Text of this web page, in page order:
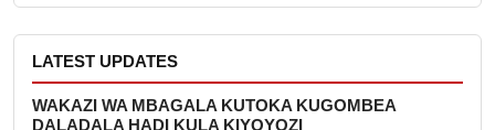
LATEST UPDATES
WAKAZI WA MBAGALA KUTOKA KUGOMBEA
DALADALA HADI KULA KIYOYOZI